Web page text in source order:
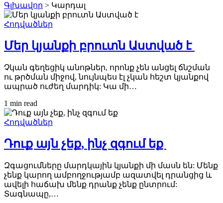
Գլխավոր > Կարդալ
Հոդվածներ
Մեր կյանքի բրուտն Աստված է
Չկան գեղեցիկ անոթներ, որոնք չեն անցել ճնշման
ու թրծման միջով, նույնպես էլ չկան հեշտ կյանքով
ապրած ուժեղ մարդիկ: Կա մի…
1 min read
Հոդվածներ
Դուք այն չեք, ինչ զգում եք
Զգացումները մարդկային կյանքի մի մասն են: Մենք
չենք կարող ամբողջությամբ ազատվել դրանցից և
ավելի հաճախ մենք դրանք չենք ընտրում:
Տագնապը,…